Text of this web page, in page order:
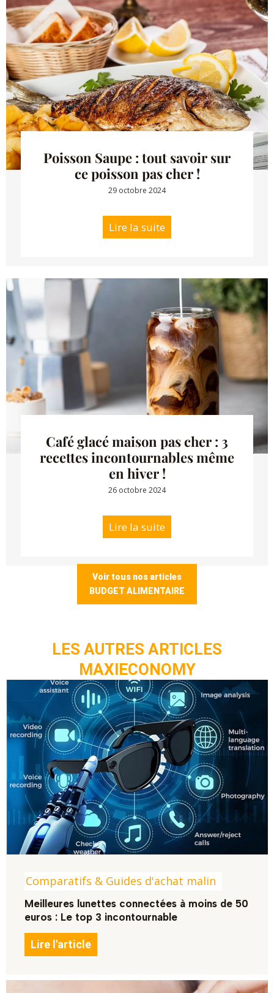
Poisson Saupe : tout savoir sur
ce poisson pas cher !
29 octobre 2024
Lire la suite
Café glacé maison pas cher : 3
recettes incontournables même
en hiver !
26 octobre 2024
Lire la suite
Voir tous nos articles
BUDGET ALIMENTAIRE
LES AUTRES ARTICLES
MAXIECONOMY
Comparatifs & Guides d'achat malin
Meilleures lunettes connectées à moins de 50
euros : Le top 3 incontournable
Lire l'article